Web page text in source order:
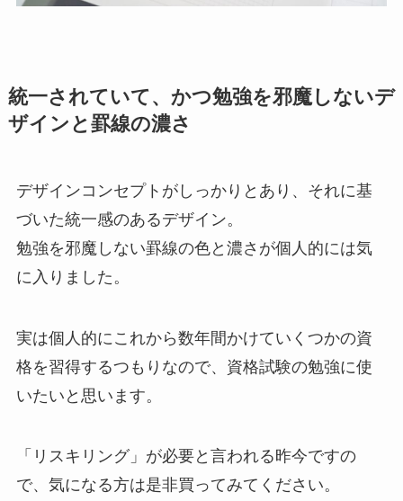
統一されていて、かつ勉強を邪魔しないデ
ザインと罫線の濃さ
デザインコンセプトがしっかりとあり、それに基
づいた統一感のあるデザイン。
勉強を邪魔しない罫線の色と濃さが個人的には気
に入りました。
実は個人的にこれから数年間かけていくつかの資
格を習得するつもりなので、資格試験の勉強に使
いたいと思います。
「リスキリング」が必要と言われる昨今ですの
で、気になる方は是非買ってみてください。